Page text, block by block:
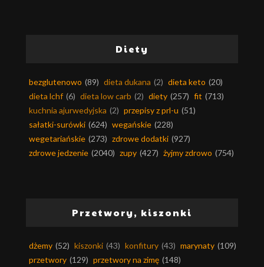
Diety
bezglutenowo (89) dieta dukana (2) dieta keto (20)
dieta lchf (6) dieta low carb (2) diety (257) fit (713)
kuchnia ajurwedyjska (2) przepisy z prl-u (51)
sałatki-surówki (624) wegańskie (228)
wegetariańskie (273) zdrowe dodatki (927)
zdrowe jedzenie (2040) zupy (427) żyjmy zdrowo (754)
Przetwory, kiszonki
dżemy (52) kiszonki (43) konfitury (43) marynaty (109)
przetwory (129) przetwory na zimę (148)